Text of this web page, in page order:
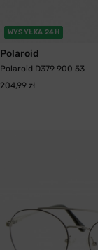
WYSYŁKA 24H
Polaroid
Polaroid D379 900 53
204,99 zł